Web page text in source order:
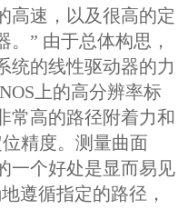
高速，以及很高的定
” 由于总体构思，
统的线性驱动器的力
上的高分辨率标
常高的路径附着力和
精度。测量曲面
一个好处是显而易见
遵循指定的路径，